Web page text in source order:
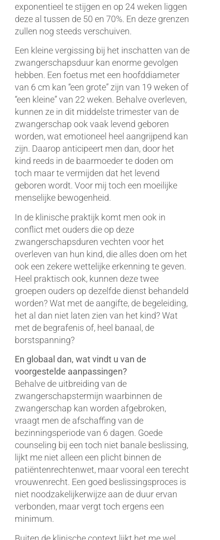
exponentieel te stijgen en op 24 weken liggen
deze al tussen de 50 en 70%. En deze grenzen
zullen nog steeds verschuiven.
Een kleine vergissing bij het inschatten van de
zwangerschapsduur kan enorme gevolgen
hebben. Een foetus met een hoofddiameter
van 6 cm kan “een grote” zijn van 19 weken of
“een kleine” van 22 weken. Behalve overleven,
kunnen ze in dit middelste trimester van de
zwangerschap ook vaak levend geboren
worden, wat emotioneel heel aangrijpend kan
zijn. Daarop anticipeert men dan, door het
kind reeds in de baarmoeder te doden om
toch maar te vermijden dat het levend
geboren wordt. Voor mij toch een moeilijke
menselijke bewogenheid.
In de klinische praktijk komt men ook in
conflict met ouders die op deze
zwangerschapsduren vechten voor het
overleven van hun kind, die alles doen om het
ook een zekere wettelijke erkenning te geven.
Heel praktisch ook, kunnen deze twee
groepen ouders op dezelfde dienst behandeld
worden? Wat met de aangifte, de begeleiding,
het al dan niet laten zien van het kind? Wat
met de begrafenis of, heel banaal, de
borstspanning?
En globaal dan, wat vindt u van de
voorgestelde aanpassingen?
Behalve de uitbreiding van de
zwangerschapstermijn waarbinnen de
zwangerschap kan worden afgebroken,
vraagt men de afschaffing van de
bezinningsperiode van 6 dagen. Goede
counseling bij een toch niet banale beslissing,
lijkt me niet alleen een plicht binnen de
patiëntenrechtenwet, maar vooral een terecht
vrouwenrecht. Een goed beslissingsproces is
niet noodzakelijkerwijze aan de duur ervan
verbonden, maar vergt toch ergens een
minimum.